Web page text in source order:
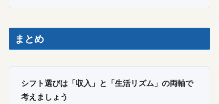
まとめ
シフト選びは「収入」と「生活リズム」の両軸で
考えましょう